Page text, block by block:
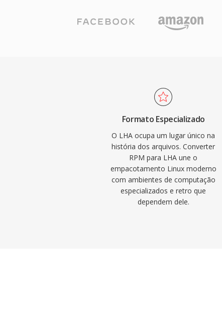
Formato Especializado
O LHA ocupa um lugar único na
história dos arquivos. Converter
RPM para LHA une o
empacotamento Linux moderno
com ambientes de computação
especializados e retro que
dependem dele.